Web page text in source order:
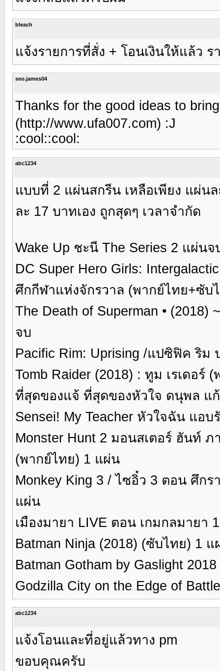
bleach
แจ้งรายการที่สั่ง + โอนเงินให้แล้ว ร
seo.james04
Thanks for the good ideas to
(http://www.ufa007.com) :J
:cool::cool:
abc1234
แบบที่ 2 แผ่นสกรีน เหลือเพียง แผ่น
ละ 17 บาทเอง ถูกสุดๆ เวลาจำกัด
Wake Up ชะนี The Series 2 แผ่น
DC Super Hero Girls:
ศึกกีฬาแห่งจักรวาล (พากย์ไทย+ซับ
The Death of Superman •
จบ
Pacific Rim: Uprising /แปซิฟิค ริ
Tomb Raider (2018) : ทูม เรเดอร์
ที่สุดของแจ้ ที่สุดของหัวใจ ดนุพล แ
Sensei! My Teacher หัวใจฉัน แอ
Monster Hunt 2 มอนสเตอร์ ฮันท์
(พากย์ไทย) 1 แผ่น
Monkey King 3 / ไซอิ๋ว 3 ตอน ศึกร
แผ่น
เมืองมายา LIVE ตอน เกมกลมาย
Batman Ninja (2018) (ซับไทย) 1 แ
Batman Gotham by Gaslight
Godzilla City on the Edge of
abc1234
แจ้งโอนและที่อยู่แล้วทาง pm
ขอบคุณครับ